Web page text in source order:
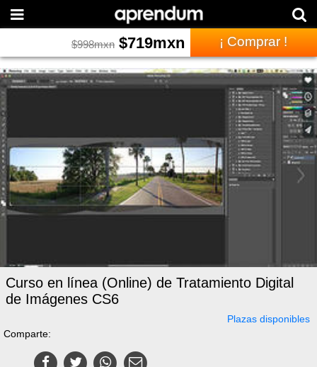
$998mxn $719mxn ¡ Comprar !
Curso en línea (Online) de Tratamiento Digital
de Imágenes CS6
Plazas disponibles
Comparte: